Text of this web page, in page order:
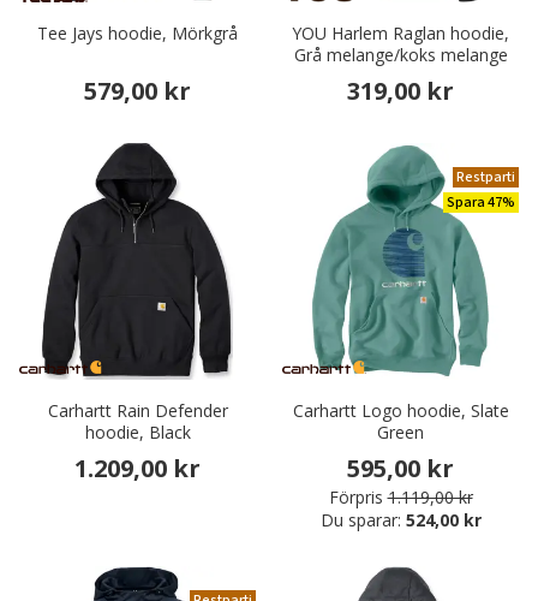
Tee Jays hoodie, Mörkgrå
579,00 kr
YOU Harlem Raglan hoodie,
Grå melange/koks melange
319,00 kr
Carhartt Rain Defender
hoodie, Black
1.209,00 kr
Restparti
Spara 47%
Carhartt Logo hoodie, Slate
Green
595,00 kr
Förpris 1.119,00 kr
Du sparar: 524,00 kr